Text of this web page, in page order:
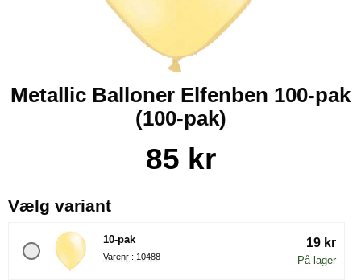
Metallic Balloner Elfenben 100-pak
(100-pak)
Køb dette produkt Metallic Balloner Elfenben 100-pak
pris
85 kr
Vælg variant, (Valg af en ny radioknap vil
10-pak
Varenr : 10488
19 kr
På lager